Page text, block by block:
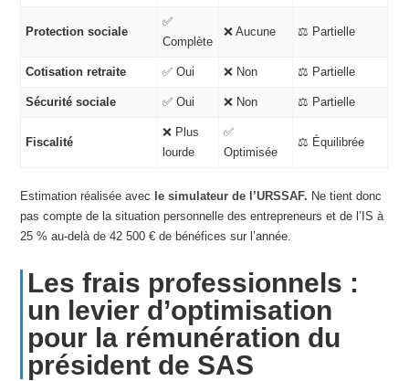
Protection sociale
✅
Complète
❌ Aucune ⚖️ Partielle
Cotisation retraite ✅ Oui ❌ Non ⚖️ Partielle
Sécurité sociale ✅ Oui ❌ Non ⚖️ Partielle
Fiscalité
❌ Plus
lourde
✅
Optimisée
⚖️ Équilibrée
Estimation réalisée avec le simulateur de l’URSSAF. Ne tient donc
pas compte de la situation personnelle des entrepreneurs et de l’IS à
25 % au-delà de 42 500 € de bénéfices sur l’année.
Les frais professionnels :
un levier d’optimisation
pour la rémunération du
président de SAS